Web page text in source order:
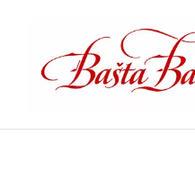
content